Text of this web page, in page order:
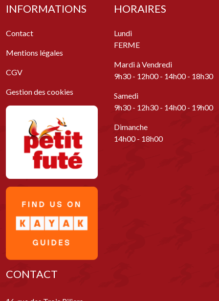
INFORMATIONS
Contact
Mentions légales
CGV
Gestion des cookies
HORAIRES
Lundi
FERME
Mardi à Vendredi
9h30 - 12h00 - 14h00 - 18h30
Samedi
9h30 - 12h30 - 14h00 - 19h00
Dimanche
14h00 - 18h00
CONTACT